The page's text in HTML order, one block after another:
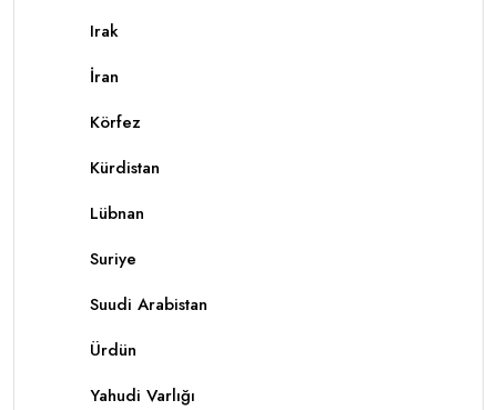
Irak
İran
Körfez
Kürdistan
Lübnan
Suriye
Suudi Arabistan
Ürdün
Yahudi Varlığı